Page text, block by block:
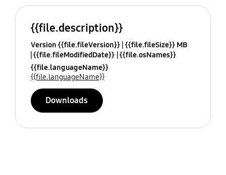
{{file.description}}
Version {{file.fileVersion}} {{file.fileSize}} MB
{{file.fileModifiedDate}} {{file.osNames}}
{{file.languageName}}
{{file.languageName}}
Downloads